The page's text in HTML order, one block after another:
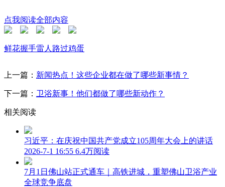
点我阅读全部内容
鲜花握手雷人 路过鸡蛋
上一篇： 新闻热点！这些企业都在做了哪些新事情？
下一篇： 卫浴新事！他们都做了哪些新动作？
相关阅读
习近平：在庆祝中国共产党成立105周年大会上的讲话
2026-7-1 16:55 6.4万阅读
7月1日佛山站正式通车｜高铁进城，重塑佛山卫浴产业
全球竞争底盘